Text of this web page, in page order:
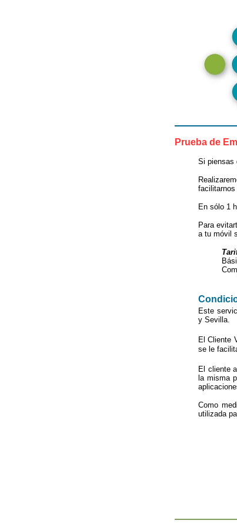
Prueba de
Si piensas
facilitarnos
En sólo 1
Para
a tu móvil
Este
y Sevilla.
El Cliente
se le
El cliente
la misma
Como
utilizada